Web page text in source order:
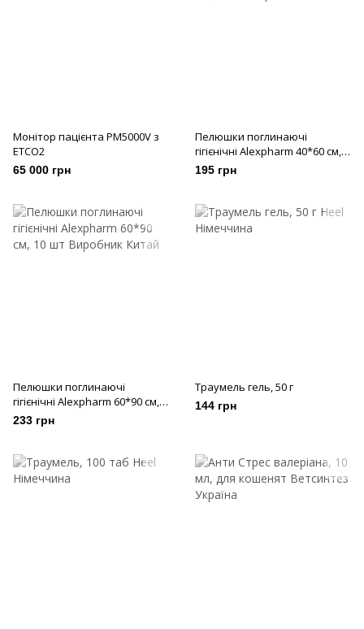
Монітор пацієнта PM5000V з
ETCO2
65 000 грн
Пелюшки поглинаючі
гігієнічні Alexpharm 40*60 см,
20 шт
195 грн
Пелюшки поглинаючі
гігієнічні Alexpharm 60*90 см,
10 шт
233 грн
Траумель гель, 50 г
144 грн